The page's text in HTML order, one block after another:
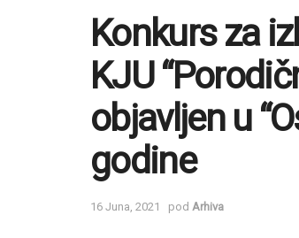
Konkurs za
KJU
objavljen u
godine
16 Juna, 2021 pod Arhiva